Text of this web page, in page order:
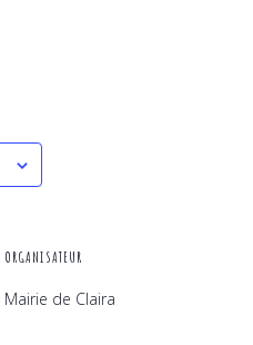
ORGANISATEUR
Mairie de Claira